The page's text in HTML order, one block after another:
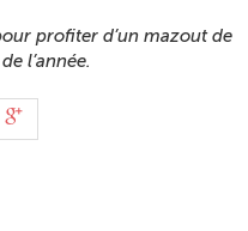
profiter d’un mazout de
l’année.